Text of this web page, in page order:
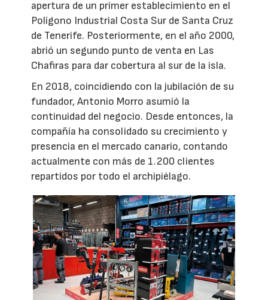
apertura de un primer establecimiento en el
Polígono Industrial Costa Sur de Santa Cruz
de Tenerife. Posteriormente, en el año 2000,
abrió un segundo punto de venta en Las
Chafiras para dar cobertura al sur de la isla.
En 2018, coincidiendo con la jubilación de su
fundador, Antonio Morro asumió la
continuidad del negocio. Desde entonces, la
compañía ha consolidado su crecimiento y
presencia en el mercado canario, contando
actualmente con más de 1.200 clientes
repartidos por todo el archipiélago.